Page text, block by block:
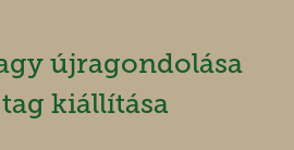
újragondolása
kiállítása